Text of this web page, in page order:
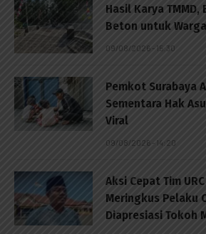
Hasil Karya
Beton untuk
09/08/2026 - 15:30
Pemkot Surabaya
Sementara Hak
Viral
09/08/2026 - 14:20
Aksi Cepat Tim
Meringkus Pelaku
Diapresiasi Tokoh